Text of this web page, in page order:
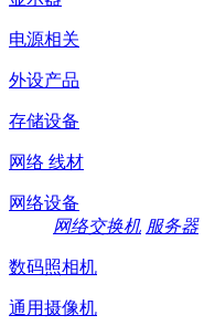
电源相关
外设产品
存储设备
网络 线材
网络设备
网络交换机 服务器
数码照相机
通用摄像机